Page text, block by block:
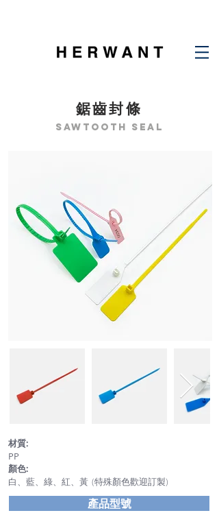
鋸齒封條
sawtooth seal
材質:
PP
顏色:
白、藍、綠、紅、黃 (特殊顏色歡迎訂製)
產品型號